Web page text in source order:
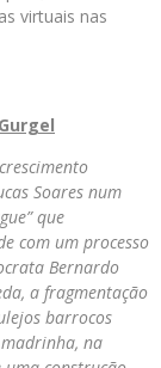
virtuais nas
Soares num
que
com um processo
Bernardo
a fragmentação
barrocos
na